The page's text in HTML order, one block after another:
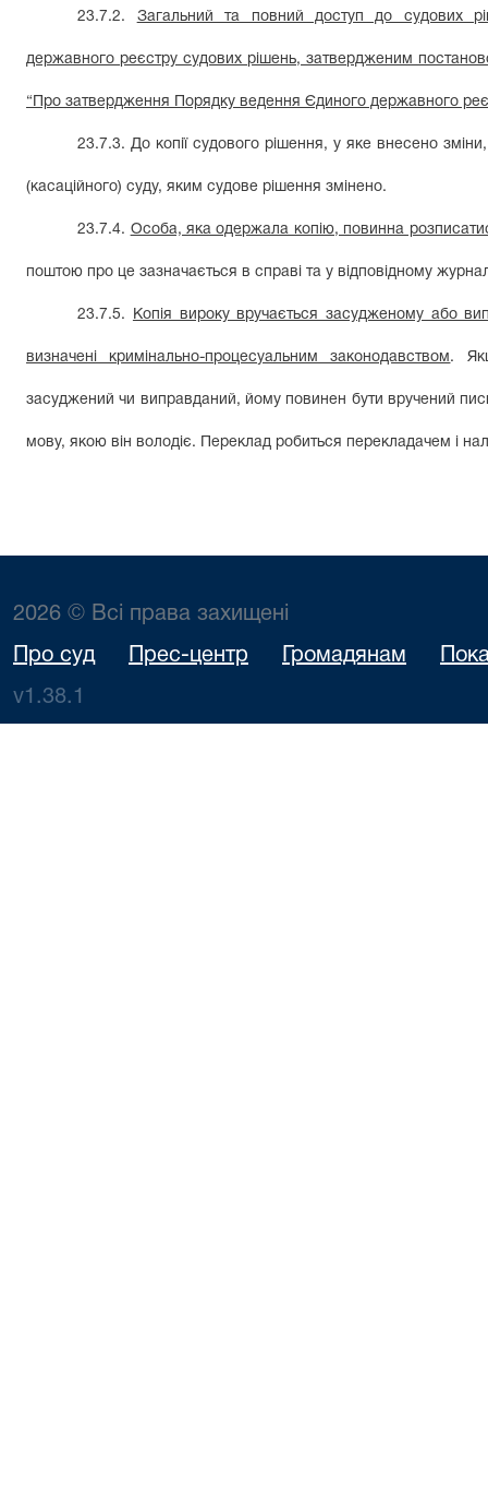
23.7.2. Загальний та повний доступ до судових
державного реєстру судових рішень, затвердженим
“Про затвердження Порядку ведення Єдиного державного
23.7.3. До копії судового рішення, у яке внесено
(касаційного) суду, яким судове рішення змінено.
23.7.4. Особа, яка одержала копію, повинна
поштою про це зазначається в справі та у відповідному
23.7.5. Копія вироку вручається засудженому або
визначені кримінально-процесуальним законодавством.
засуджений чи виправданий, йому повинен бути вручений
мову, якою він володіє. Переклад робиться перекладачем і
2026 © Всі права захищені
Про суд Прес-центр Громадянам
v1.38.1